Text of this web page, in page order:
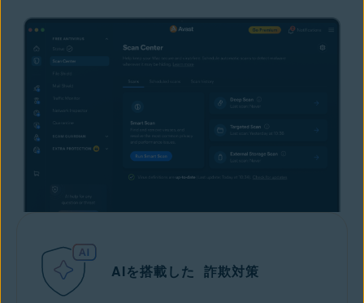
AIを搭載した 詐欺対策